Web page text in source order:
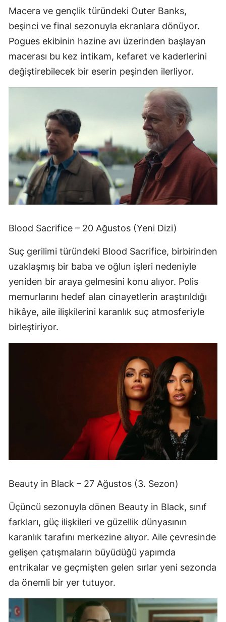
Macera ve gençlik türündeki Outer Banks,
beşinci ve final sezonuyla ekranlara dönüyor.
Pogues ekibinin hazine avı üzerinden başlayan
macerası bu kez intikam, kefaret ve kaderlerini
değiştirebilecek bir eserin peşinden ilerliyor.
Blood Sacrifice – 20 Ağustos (Yeni Dizi)
Suç gerilimi türündeki Blood Sacrifice, birbirinden
uzaklaşmış bir baba ve oğlun işleri nedeniyle
yeniden bir araya gelmesini konu alıyor. Polis
memurlarını hedef alan cinayetlerin araştırıldığı
hikâye, aile ilişkilerini karanlık suç atmosferiyle
birleştiriyor.
Beauty in Black – 27 Ağustos (3. Sezon)
Üçüncü sezonuyla dönen Beauty in Black, sınıf
farkları, güç ilişkileri ve güzellik dünyasının
karanlık tarafını merkezine alıyor. Aile çevresinde
gelişen çatışmaların büyüdüğü yapımda
entrikalar ve geçmişten gelen sırlar yeni sezonda
da önemli bir yer tutuyor.